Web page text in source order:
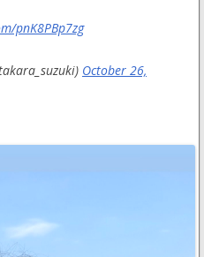
pnK8PBp7zg
October 26,